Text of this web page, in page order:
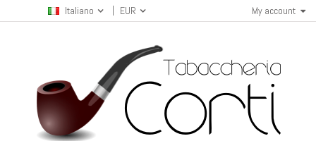
My account
Italiano EUR